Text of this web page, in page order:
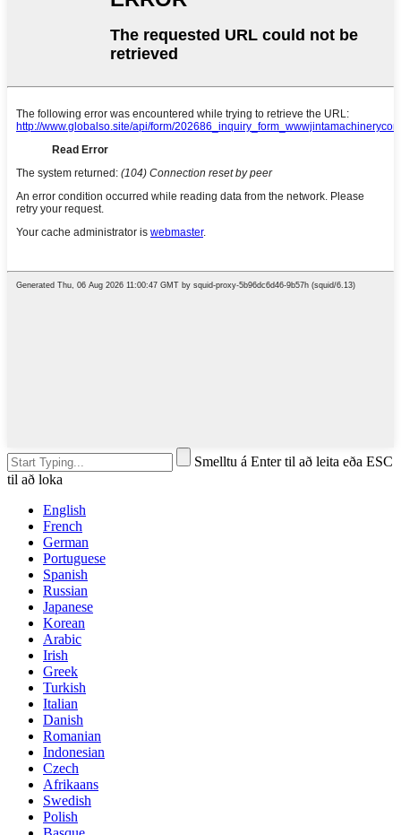
Smelltu á Enter til að leita eða ESC
til að loka
English
French
German
Portuguese
Spanish
Russian
Japanese
Korean
Arabic
Irish
Greek
Turkish
Italian
Danish
Romanian
Indonesian
Czech
Afrikaans
Swedish
Polish